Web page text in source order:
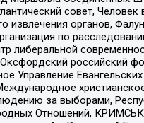
совет, Человек
извлечения органов,
по
либеральной
российский
Евангельских
за выборами,
Отношений,